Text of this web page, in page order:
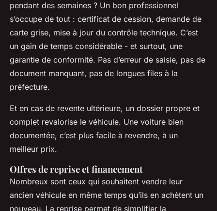
pendant des semaines ? Un bon professionnel
s’occupe de tout : certificat de cession, demande de
carte grise, mise à jour du contrôle technique. C’est
un gain de temps considérable - et surtout, une
garantie de conformité. Pas d’erreur de saisie, pas de
document manquant, pas de longues files à la
préfecture.
Et en cas de revente ultérieure, un dossier propre et
complet revalorise le véhicule. Une voiture bien
documentée, c’est plus facile à revendre, à un
meilleur prix.
Offres de reprise et financement
Nombreux sont ceux qui souhaitent vendre leur
ancien véhicule en même temps qu’ils en achètent un
nouveau. La reprise permet de simplifier la